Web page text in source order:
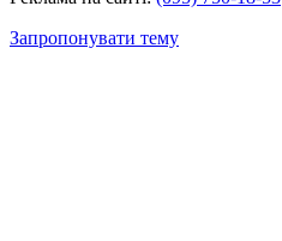
Запропонувати тему